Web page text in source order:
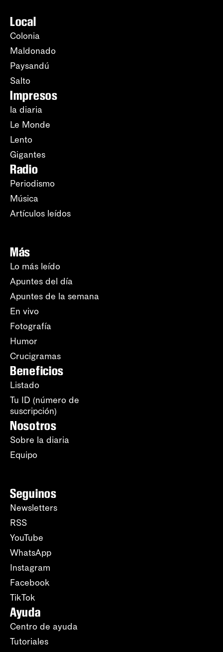
Local
Colonia
Maldonado
Paysandú
Salto
Impresos
la diaria
Le Monde
Lento
Gigantes
Radio
Periodismo
Música
Artículos leídos
Más
Lo más leído
Apuntes del día
Apuntes de la semana
En vivo
Fotografía
Humor
Crucigramas
Beneficios
Listado
Tu ID (número de
suscripción)
Nosotros
Sobre la diaria
Equipo
Seguinos
Newsletters
RSS
YouTube
WhatsApp
Instagram
Facebook
TikTok
Ayuda
Centro de ayuda
Tutoriales